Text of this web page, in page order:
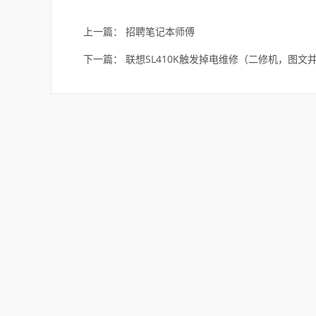
上一篇： 招聘笔记本师傅
下一篇： 联想SL410K触发掉电维修（二修机，图文